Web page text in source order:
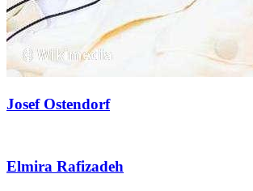
Josef Ostendorf
Elmira Rafizadeh